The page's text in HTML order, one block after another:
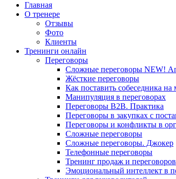
Главная
О тренере
Отзывы
Фото
Клиенты
Тренинги онлайн
Переговоры
Сложные переговоры NEW!
Жёсткие переговоры
Как поставить собеседника на
Манипуляция в переговорах
Переговоры B2B. Практика
Переговоры в закупках с
Переговоры и конфликты в
Сложные переговоры
Сложные переговоры. Джокер
Телефонные переговоры
Тренинг продаж и
Эмоциональный интеллект в